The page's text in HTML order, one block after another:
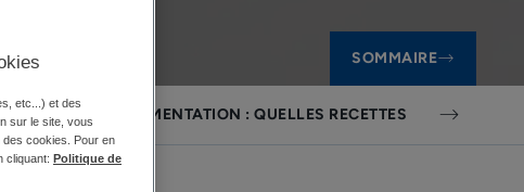
SOMMAIRE
DE L’HYPERPIGMENTATION : QUELLES RECETTES À FAIRE CHEZ
etc...) et des
sur le site, vous
cookies. Pour en
cliquant: Politique de